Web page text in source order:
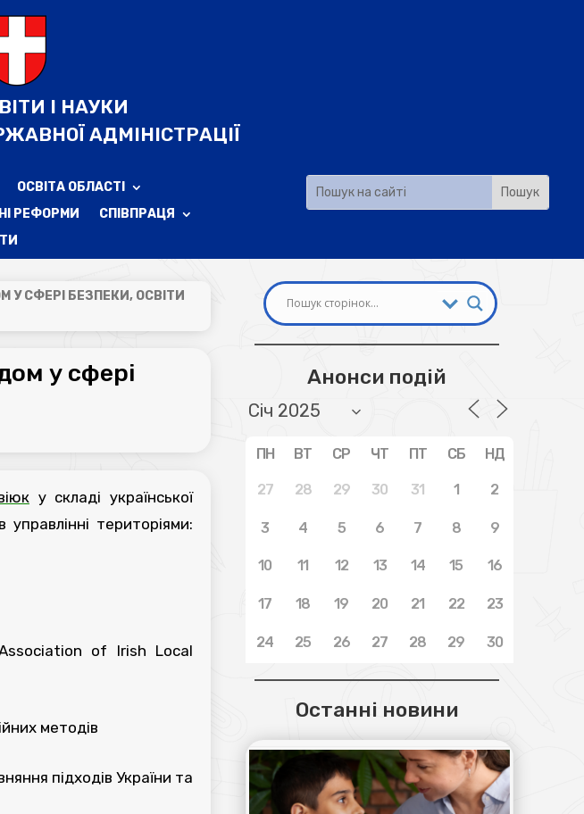
І НАУКИ
АДМІНІСТРАЦІЇ
ОСВІТА ОБЛАСТІ
РЕФОРМИ
СПІВПРАЦЯ
У СФЕРІ БЕЗПЕКИ, ОСВІТИ
у сфері
у складі української
територіями:
Association of Irish Local
методів
підходів України та
Анонси подій
ПН ВТ СР ЧТ ПТ СБ НД
27 28 29 30 31 1 2
3 4 5 6 7 8 9
10 11 12 13 14 15 16
17 18 19 20 21 22 23
24 25 26 27 28 29 30
Останні новини